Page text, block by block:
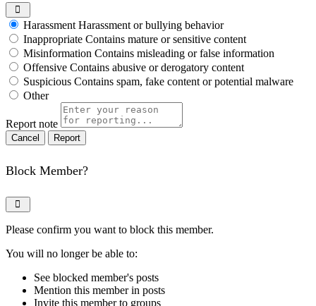
Harassment Harassment or bullying behavior
Inappropriate Contains mature or sensitive content
Misinformation Contains misleading or false information
Offensive Contains abusive or derogatory content
Suspicious Contains spam, fake content or potential malware
Other
Report note
Report
Block Member?
Please confirm you want to block this member.
You will no longer be able to:
See blocked member's posts
Mention this member in posts
Invite this member to groups